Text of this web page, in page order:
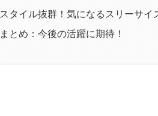
スタイル抜群！気になるスリーサイ
まとめ：今後の活躍に期待！